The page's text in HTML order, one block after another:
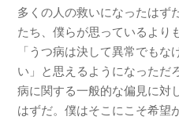
多くの人の救いになったはず
たち、僕らが思っているより
「うつ病は決して異常でも
い」と思えるようになっただ
病に関する一般的な偏見に対
はずだ。僕はそこにこそ希望